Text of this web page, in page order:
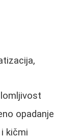
opadanje
kičmi